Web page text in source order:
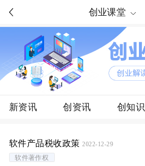
创业课堂
新资讯 创资讯 创知识
软件产品税收政策2022-12-29
软件著作权